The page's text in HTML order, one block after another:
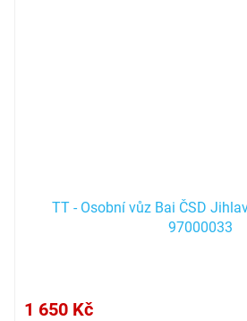
TT - Osobní vůz Bai ČSD
97000033
1 650 Kč